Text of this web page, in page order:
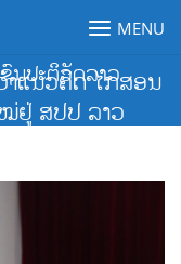
ນປະຕິວັດລາວ
MENU
າແນວຄິດ ໄກສອນ
ຢູ່ ສປປ ລາວ